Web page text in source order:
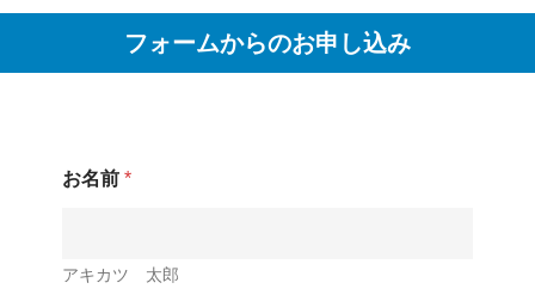
フォームからのお申し込み
お名前 *
アキカツ 太郎